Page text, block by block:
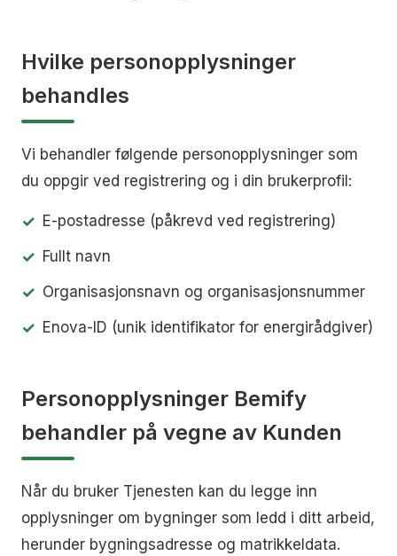
Hvilke personopplysninger
behandles
Vi behandler følgende personopplysninger som
du oppgir ved registrering og i din brukerprofil:
E-postadresse (påkrevd ved registrering)
Fullt navn
Organisasjonsnavn og organisasjonsnummer
Enova-ID (unik identifikator for energirådgiver)
Personopplysninger Bemify
behandler på vegne av Kunden
Når du bruker Tjenesten kan du legge inn
opplysninger om bygninger som ledd i ditt arbeid,
herunder bygningsadresse og matrikkeldata.